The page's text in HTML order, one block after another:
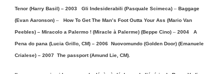
Tenor (Harry Basil) – 2003 Gli Indesiderabili (Pasquale Scimeca) – Baggage
(Evan Aaronson) – How To Get The Man’s Foot Outta Your Ass (Mario Van
Peebles) – Miracolo a Palermo ! (Miracle à Palerme) (Beppe Cino) – 2004 A
Pena do pana (Lucia Grillo, CM) – 2006 Nuovomundo (Golden Door) (Emanuele
Crialese) – 2007 The passport (Amund Lie, CM).